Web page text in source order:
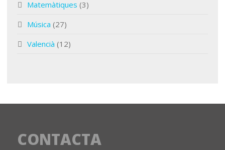
Matemàtiques (3)
Música (27)
Valencià (12)
CONTACTA